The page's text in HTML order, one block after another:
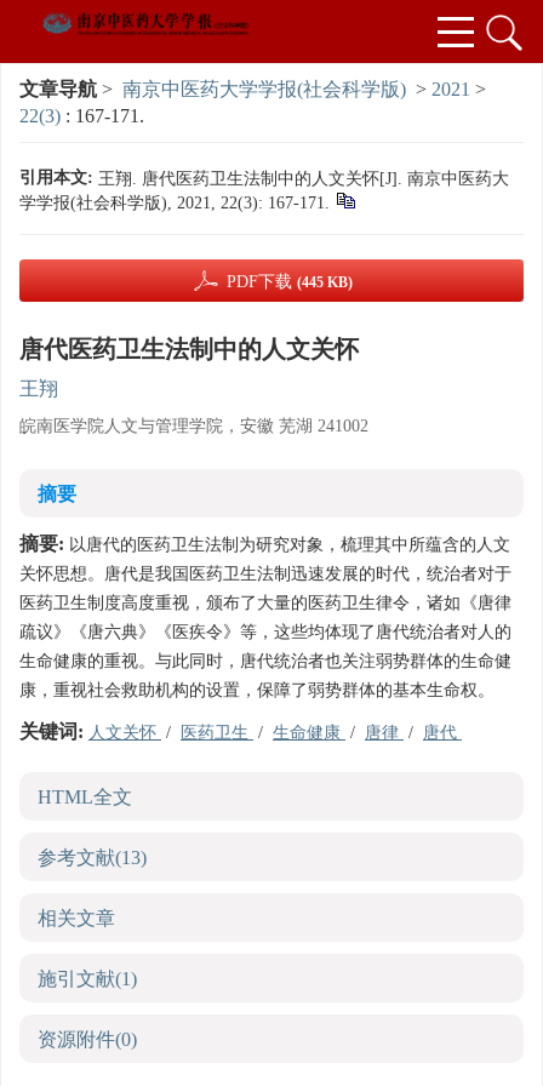
文章导航 > 南京中医药大学学报(社会科学版) > 2021 >
22(3) : 167-171.
引用本文: 王翔. 唐代医药卫生法制中的人文关怀[J]. 南京中医药大
学学报(社会科学版), 2021, 22(3): 167-171.
PDF下载 (445 KB)
唐代医药卫生法制中的人文关怀
王翔
皖南医学院人文与管理学院，安徽 芜湖 241002
摘要
摘要: 以唐代的医药卫生法制为研究对象，梳理其中所蕴含的人文
关怀思想。唐代是我国医药卫生法制迅速发展的时代，统治者对于
医药卫生制度高度重视，颁布了大量的医药卫生律令，诸如《唐律
疏议》《唐六典》《医疾令》等，这些均体现了唐代统治者对人的
生命健康的重视。与此同时，唐代统治者也关注弱势群体的生命健
康，重视社会救助机构的设置，保障了弱势群体的基本生命权。
关键词: 人文关怀 / 医药卫生 / 生命健康 / 唐律 / 唐代
HTML全文
参考文献(13)
相关文章
施引文献(1)
资源附件(0)